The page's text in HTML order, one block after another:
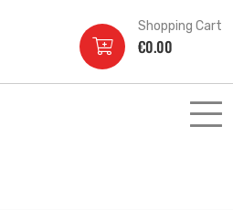
Shopping Cart
€0.00